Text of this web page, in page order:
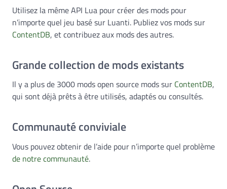
Utilisez la même API Lua pour créer des mods pour
n’importe quel jeu basé sur Luanti. Publiez vos mods sur
ContentDB, et contribuez aux mods des autres.
Grande collection de mods existants
Il y a plus de 3000 mods open source mods sur ContentDB,
qui sont déjà prêts à être utilisés, adaptés ou consultés.
Communauté conviviale
Vous pouvez obtenir de l’aide pour n’importe quel problème
de notre communauté.